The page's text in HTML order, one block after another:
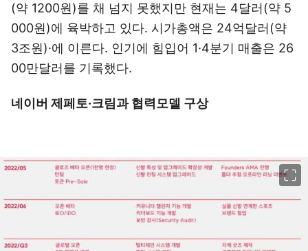
(약 1200원)를 채 넘지 못했지만 현재는 4달러(약 5
000원)에 육박하고 있다. 시가총액은 24억달러(약
3조원)·에 이른다. 인기에 힘입어 1·4분기 매출은 26
00만달러를 기록했다.
네이버 제페토·크림과 협력모델 구상